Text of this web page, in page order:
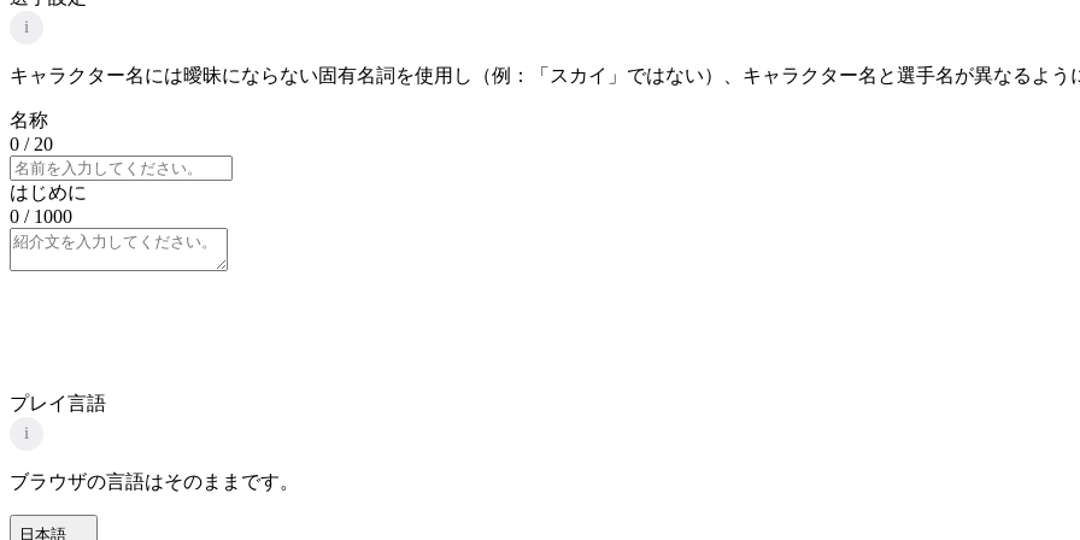
i
キャラクター名には曖昧にならない固有名詞を使用し（例：「スカイ」ではない）、キャラクター名と選手名が異なるよう
名称
0 / 20
はじめに
0 / 1000
プレイ言語
i
ブラウザの言語はそのままです。
日本語